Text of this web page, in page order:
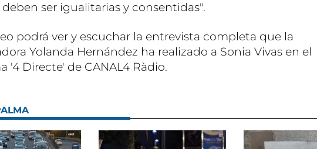
deben ser igualitarias y consentidas".
podrá ver y escuchar la entrevista completa que la
Yolanda Hernández ha realizado a Sonia Vivas en el
'4 Directe' de CANAL4 Ràdio.